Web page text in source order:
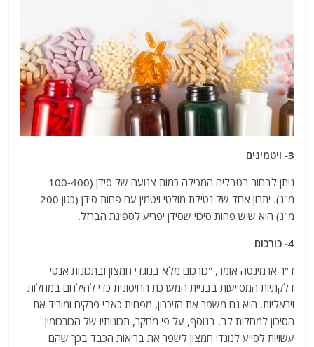
3- ויטמינים
ניתן לבחור בטבליה המכילה כמות צנועה של סידן (100-400
מ"ג). יתרון אחד של נטילת מולטי ויטמין עם פחות סידן (כגון 200
מ"ג) הוא שיש פחות סיכוי שסידן יפריע לספיגת הברזל.
4- כורכום
ד"ר ארמינטה אומר, "כורכום מלא בנוגדי חמצון ובתכונות אנטי
דלקתיות המסייעות בבניית המערכת החיסונית כדי להילחם במחלות
ויראליות. הוא גם משפר את הזיכרון, מפחית כאבי פרקים ומוריד את
הסיכון למחלות לב. בנוסף, על פי מחקר, תכונותיו של הכורכומין
עשויות לסייע לנוגדי חמצון לשפר את בריאות הכבד בכך שהם